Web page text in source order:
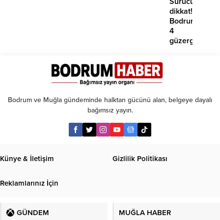
dikkat!
Bodrum’da
4
güzergahta
Bodrum ve Muğla gündeminde halktan gücünü alan, belgeye dayalı
bağımsız yayın.
Künye & İletişim Gizlilik Politikası
Reklamlarınız İçin
GÜNDEM MUĞLA HABER